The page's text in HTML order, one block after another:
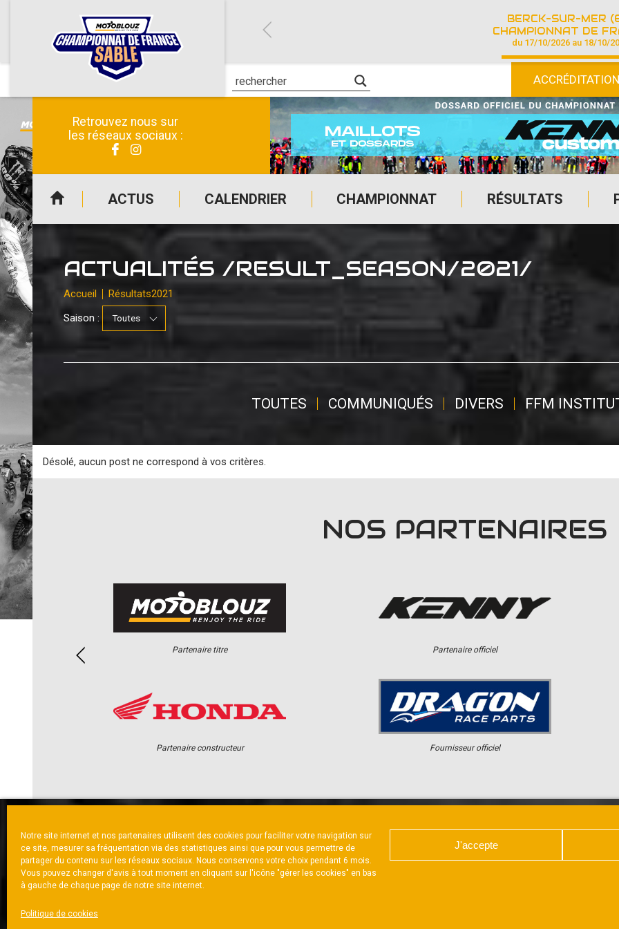
Notre site internet et nos partenaires utilisent des cookies pour faciliter votre navigation sur
ce site, mesurer sa fréquentation via des statistiques ainsi que pour vous permettre de
partager du contenu sur les réseaux sociaux. Nous conservons votre choix pendant 6 mois.
Vous pouvez changer d'avis à tout moment en cliquant sur l'icône "gérer les cookies" en bas
à gauche de chaque page de notre site internet.
J'accepte
Politique de cookies
Retrouvez nous sur
les réseaux sociaux :
ACTUS CALENDRIER CHAMPIONNAT RÉSULTATS
BERCK-SUR-MER
CHAMPIONNAT DE FRANCE DE COURSE
du 17/10/2026 au 18/10/
ACTUALITÉS /RESULT_SEASON/2021/
Accueil Résultats2021
Saison :
TOUTES COMMUNIQUÉS DIVERS FFM
Désolé, aucun post ne correspond à vos critères.
NOS PARTENAIRES
Partenaire titre
Partenaire constructeur
Partenaire officiel
Fournisseur officiel
ACCUEIL ACTUS CALENDRIER CHAMPIONNAT
NOUS CONTACTER MENTIONS LÉGALES